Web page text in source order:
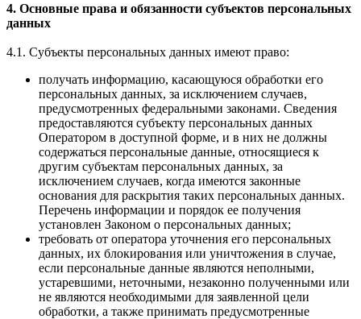
4. Основные права и обязанности субъектов персональных
данных
4.1. Субъекты персональных данных имеют право:
получать информацию, касающуюся обработки его
персональных данных, за исключением случаев,
предусмотренных федеральными законами. Сведения
предоставляются субъекту персональных данных
Оператором в доступной форме, и в них не должны
содержаться персональные данные, относящиеся к
другим субъектам персональных данных, за
исключением случаев, когда имеются законные
основания для раскрытия таких персональных данных.
Перечень информации и порядок ее получения
установлен Законом о персональных данных;
требовать от оператора уточнения его персональных
данных, их блокирования или уничтожения в случае,
если персональные данные являются неполными,
устаревшими, неточными, незаконно полученными или
не являются необходимыми для заявленной цели
обработки, а также принимать предусмотренные